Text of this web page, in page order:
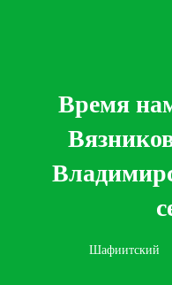
Время
Шафиитский